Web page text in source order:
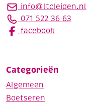
info@ltcleiden.nl
071 522 36 63
facebook
Categorieën
Algemeen
Boetseren